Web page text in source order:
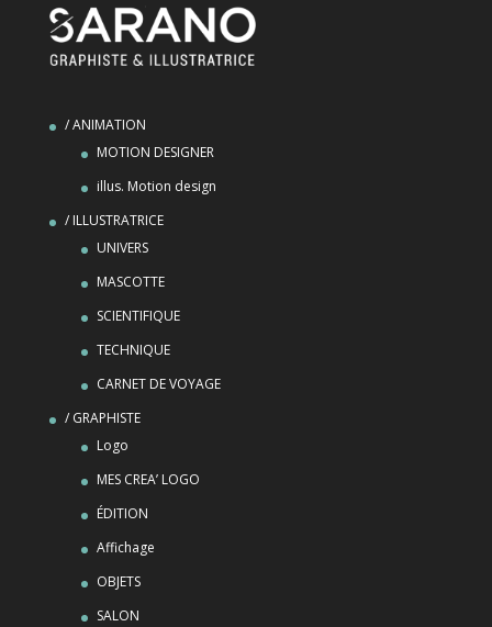
/ ANIMATION
MOTION DESIGNER
illus. Motion design
/ ILLUSTRATRICE
UNIVERS
MASCOTTE
SCIENTIFIQUE
TECHNIQUE
CARNET DE VOYAGE
/ GRAPHISTE
Logo
MES CREA’ LOGO
ÉDITION
Affichage
OBJETS
SALON